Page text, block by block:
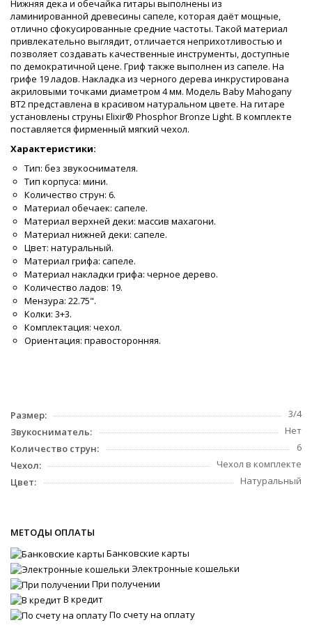
Нижняя дека и обечайка гитары выполнены из
ламинированной древесины сапеле, которая даёт мощные,
отлично сфокусированные средние частоты. Такой материал
привлекательно выглядит, отличается неприхотливостью и
позволяет создавать качественные инструменты, доступные
по демократичной цене. Гриф также выполнен из сапеле. На
грифе 19 ладов. Накладка из черного дерева инкрустирована
акриловыми точками диаметром 4 мм. Модель Baby Mahogany
BT2 представлена в красивом натуральном цвете. На гитаре
установлены струны Elixir® Phosphor Bronze Light. В комплекте
поставляется фирменный мягкий чехол.
Характеристики:
Тип: без звукоснимателя.
Тип корпуса: мини.
Количество струн: 6.
Материал обечаек: сапеле.
Материал верхней деки: массив махагони.
Материал нижней деки: сапеле.
Цвет: натуральный.
Материал грифа: сапеле.
Материал накладки грифа: черное дерево.
Количество ладов: 19.
Мензура: 22.75".
Колки: 3+3.
Комплектация: чехол.
Ориентация: правосторонняя.
Размер:
3/4
Звукосниматель:
Нет
Количество струн:
6
Чехол:
Чехол в комплекте
Цвет:
Натуральный
МЕТОДЫ ОПЛАТЫ
Банковские карты
Электронные кошельки
При получении
В кредит
По счету на оплату